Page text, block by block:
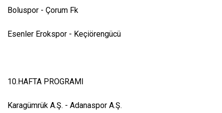
Boluspor - Çorum Fk
Esenler Erokspor - Keçiörengücü
10.HAFTA PROGRAMI
Karagümrük A.Ş. - Adanaspor A.Ş.